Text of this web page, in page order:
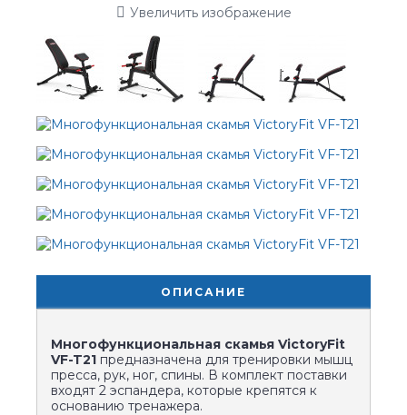
Увеличить изображение
ОПИСАНИЕ
Многофункциональная скамья VictoryFit
VF-T21 предназначена для тренировки мышц
пресса, рук, ног, спины. В комплект поставки
входят 2 эспандера, которые крепятся к
основанию тренажера.